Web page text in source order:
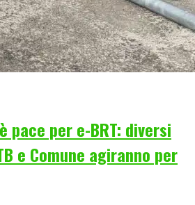
pace per e-BRT: diversi
e Comune agiranno per